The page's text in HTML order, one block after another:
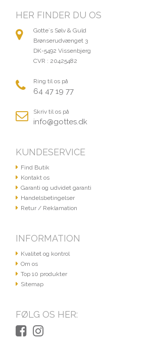
HER FINDER DU OS
Gotte´s Sølv & Guld
Brønserudvænget 3
DK-5492 Vissenbjerg
CVR : 20425482
Ring til os på
64 47 19 77
Skriv til os på
info@gottes.dk
KUNDESERVICE
Find Butik
Kontakt os
Garanti og udvidet garanti
Handelsbetingelser
Retur / Reklamation
INFORMATION
Kvalitet og kontrol
Om os
Top 10 produkter
Sitemap
FØLG OS HER: